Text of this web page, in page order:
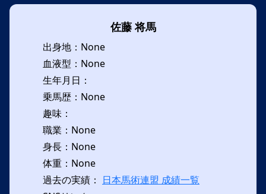
佐藤 将馬
出身地：None
血液型：None
生年月日：
乗馬歴：None
趣味：
職業：None
身長：None
体重：None
過去の実績： 日本馬術連盟 成績一覧